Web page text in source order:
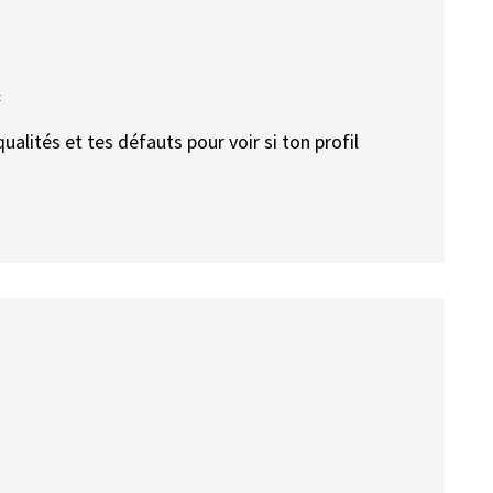
et tes défauts pour voir si ton profil